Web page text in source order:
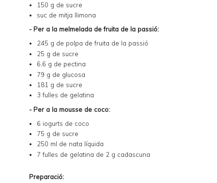
150 g de sucre
suc de mitja llimona
- Per a la melmelada de fruita de la passió:
245 g de polpa de fruita de la passió
25 g de sucre
6,6 g de pectina
79 g de glucosa
181 g de sucre
3 fulles de gelatina
- Per a la mousse de coco:
6 iogurts de coco
75 g de sucre
250 ml de nata líquida
7 fulles de gelatina de 2 g cadascuna
Preparació: